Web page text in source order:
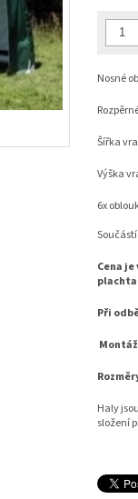
Nosné
Šířka
Výška
6x
Cena
Při
Haly
složení